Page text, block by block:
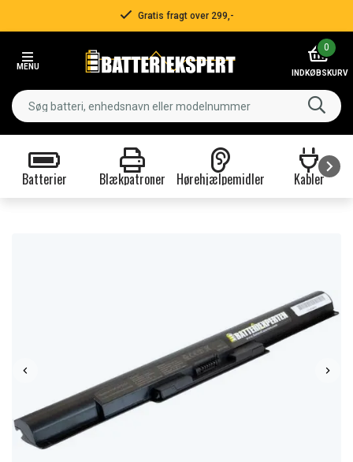
Gratis fragt over 299,-
MENU
0
INDKØBSKURV
Batterier Blækpatroner Hørehjælpemidler Kabler